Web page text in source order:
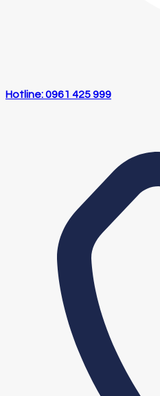
Hotline: 0961 425 999